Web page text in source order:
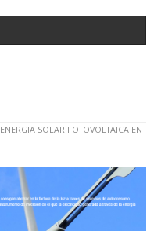
ENERGIA SOLAR FOTOVOLTAICA EN